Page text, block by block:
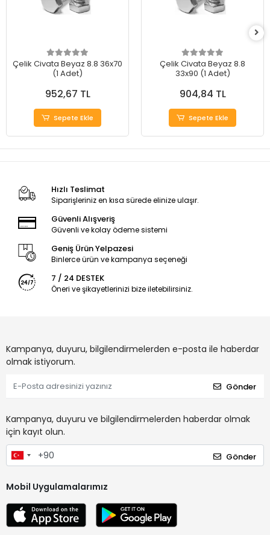
Çelik Civata Beyaz 8.8 36x70
(1 Adet)
952,67 TL
Sepete Ekle
Çelik Civata Beyaz 8.8
33x90 (1 Adet)
904,84 TL
Sepete Ekle
Hızlı Teslimat
Siparişleriniz en kısa sürede elinize ulaşır.
Güvenli Alışveriş
Güvenli ve kolay ödeme sistemi
Geniş Ürün Yelpazesi
Binlerce ürün ve kampanya seçeneği
7 / 24 DESTEK
Öneri ve şikayetlerinizi bize iletebilirsiniz.
Kampanya, duyuru, bilgilendirmelerden e-posta ile haberdar
olmak istiyorum.
Gönder
Kampanya, duyuru ve bilgilendirmelerden haberdar olmak
için kayıt olun.
Gönder
Mobil Uygulamalarımız